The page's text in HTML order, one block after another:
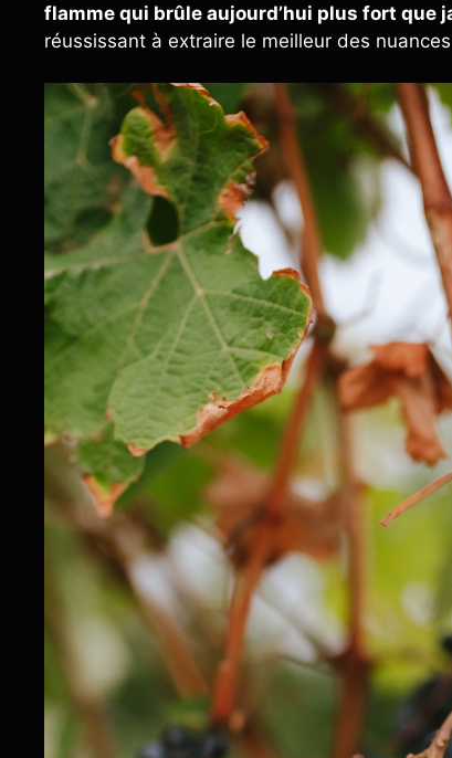
flamme qui brûle aujourd’hui plus fort que
réussissant à extraire le meilleur des